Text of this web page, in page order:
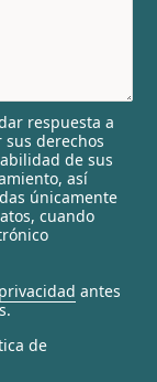
respuesta a
derechos
de sus
así
únicamente
cuando
antes
de